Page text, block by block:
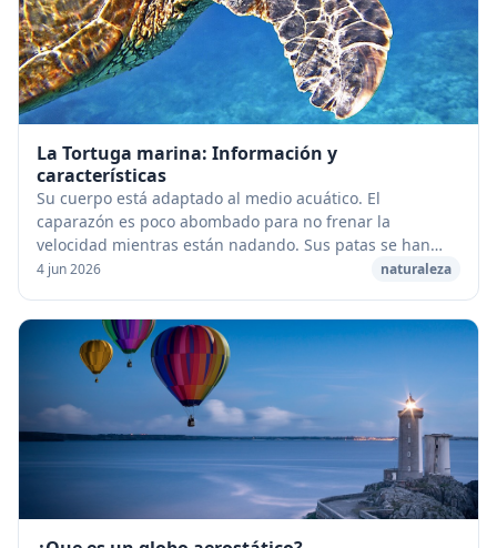
La Tortuga marina: Información y
características
Su cuerpo está adaptado al medio acuático. El
caparazón es poco abombado para no frenar la
velocidad mientras están nadando. Sus patas se han
transformado en aletas que casi no les permiten andar
4 jun 2026 naturaleza